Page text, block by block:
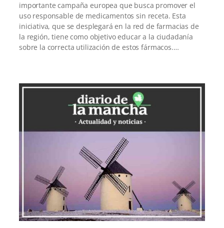
importante campaña europea que busca promover el
uso responsable de medicamentos sin receta. Esta
iniciativa, que se desplegará en la red de farmacias de
la región, tiene como objetivo educar a la ciudadanía
sobre la correcta utilización de estos fármacos.…